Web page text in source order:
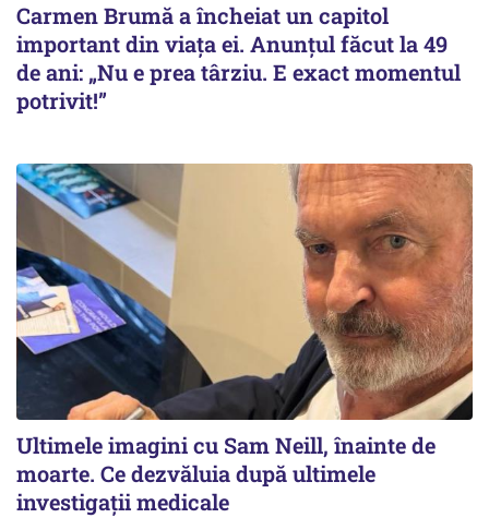
Carmen Brumă a încheiat un capitol
important din viața ei. Anunțul făcut la 49
de ani: „Nu e prea târziu. E exact momentul
potrivit!”
Ultimele imagini cu Sam Neill, înainte de
moarte. Ce dezvăluia după ultimele
investigații medicale